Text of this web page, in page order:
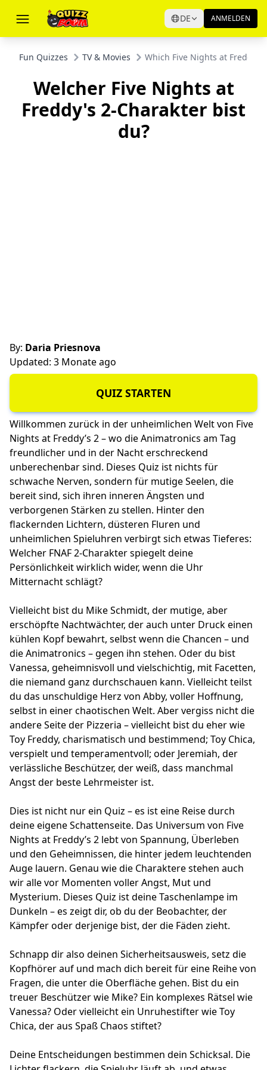
DE ANMELDEN
Fun Quizzes TV & Movies Which Five Nights at Freddy's
Welcher Five Nights at
Freddy's 2-Charakter bist
du?
By: Daria Priesnova
Updated: 3 Monate ago
QUIZ STARTEN
Willkommen zurück in der unheimlichen Welt von Five
Nights at Freddy’s 2 – wo die Animatronics am Tag
freundlicher und in der Nacht erschreckend
unberechenbar sind. Dieses Quiz ist nichts für
schwache Nerven, sondern für mutige Seelen, die
bereit sind, sich ihren inneren Ängsten und
verborgenen Stärken zu stellen. Hinter den
flackernden Lichtern, düsteren Fluren und
unheimlichen Spieluhren verbirgt sich etwas Tieferes:
Welcher FNAF 2-Charakter spiegelt deine
Persönlichkeit wirklich wider, wenn die Uhr
Mitternacht schlägt?
Vielleicht bist du Mike Schmidt, der mutige, aber
erschöpfte Nachtwächter, der auch unter Druck einen
kühlen Kopf bewahrt, selbst wenn die Chancen – und
die Animatronics – gegen ihn stehen. Oder du bist
Vanessa, geheimnisvoll und vielschichtig, mit Facetten,
die niemand ganz durchschauen kann. Vielleicht teilst
du das unschuldige Herz von Abby, voller Hoffnung,
selbst in einer chaotischen Welt. Aber vergiss nicht die
andere Seite der Pizzeria – vielleicht bist du eher wie
Toy Freddy, charismatisch und bestimmend; Toy Chica,
verspielt und temperamentvoll; oder Jeremiah, der
verlässliche Beschützer, der weiß, dass manchmal
Angst der beste Lehrmeister ist.
Dies ist nicht nur ein Quiz – es ist eine Reise durch
deine eigene Schattenseite. Das Universum von Five
Nights at Freddy’s 2 lebt von Spannung, Überleben
und den Geheimnissen, die hinter jedem leuchtenden
Auge lauern. Genau wie die Charaktere stehen auch
wir alle vor Momenten voller Angst, Mut und
Mysterium. Dieses Quiz ist deine Taschenlampe im
Dunkeln – es zeigt dir, ob du der Beobachter, der
Kämpfer oder derjenige bist, der die Fäden zieht.
Schnapp dir also deinen Sicherheitsausweis, setz die
Kopfhörer auf und mach dich bereit für eine Reihe von
Fragen, die unter die Oberfläche gehen. Bist du ein
treuer Beschützer wie Mike? Ein komplexes Rätsel wie
Vanessa? Oder vielleicht ein Unruhestifter wie Toy
Chica, der aus Spaß Chaos stiftet?
Deine Entscheidungen bestimmen dein Schicksal. Die